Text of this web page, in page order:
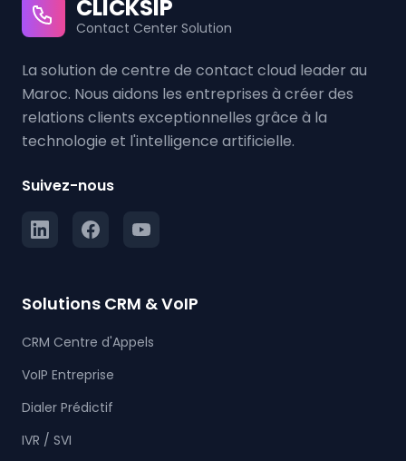
CLICKSIP
Contact Center Solution
La solution de centre de contact cloud leader au
Maroc. Nous aidons les entreprises à créer des
relations clients exceptionnelles grâce à la
technologie et l'intelligence artificielle.
Suivez-nous
Solutions CRM & VoIP
CRM Centre d'Appels
VoIP Entreprise
Dialer Prédictif
IVR / SVI